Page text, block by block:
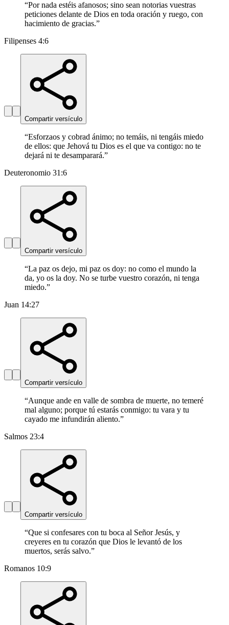
“Por nada estéis afanosos; sino sean notorias vuestras
peticiones delante de Dios en toda oración y ruego, con
hacimiento de gracias.”
Filipenses 4:6
Compartir versículo
“Esforzaos y cobrad ánimo; no temáis, ni tengáis miedo
de ellos: que Jehová tu Dios es el que va contigo: no te
dejará ni te desamparará.”
Deuteronomio 31:6
Compartir versículo
“La paz os dejo, mi paz os doy: no como el mundo la
da, yo os la doy. No se turbe vuestro corazón, ni tenga
miedo.”
Juan 14:27
Compartir versículo
“Aunque ande en valle de sombra de muerte, no temeré
mal alguno; porque tú estarás conmigo: tu vara y tu
cayado me infundirán aliento.”
Salmos 23:4
Compartir versículo
“Que si confesares con tu boca al Señor Jesús, y
creyeres en tu corazón que Dios le levantó de los
muertos, serás salvo.”
Romanos 10:9